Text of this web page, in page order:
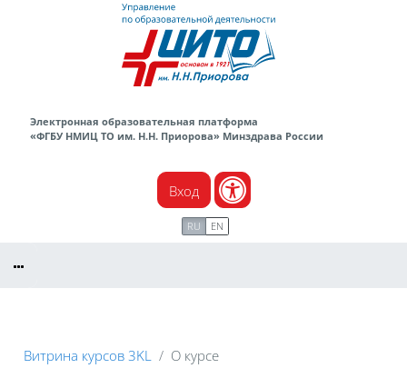
Перейти к основному содержанию
Электронная образовательная платформа
«ФГБУ НМИЦ ТО им. Н.Н. Приорова» Минздрава России
Вход
RU EN
Витрина курсов 3KL О курсе